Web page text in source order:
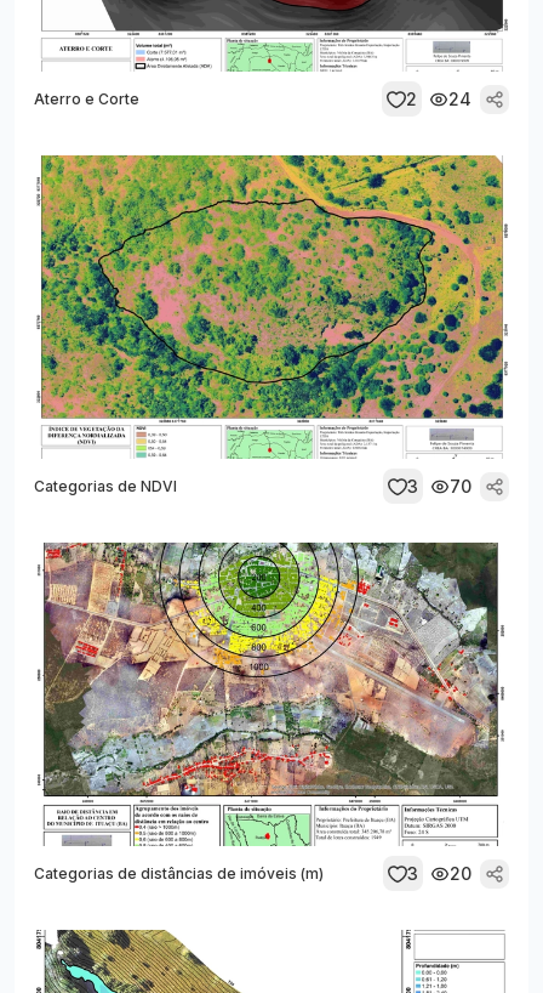
Aterro e Corte 2 24
Categorias de NDVI 3 70
Categorias de distâncias de imóveis (m) 3 20